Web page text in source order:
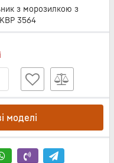
з морозилкою з
3564
моделі